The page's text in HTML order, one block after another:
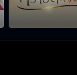
ทำไมไม่บอกว่าอยากเลิก